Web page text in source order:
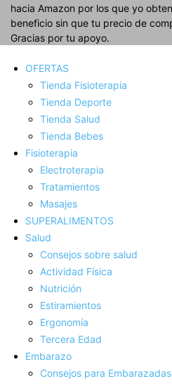
hacia Amazon por los que yo
beneficio sin que tu precio de
Gracias por tu apoyo.
OFERTAS
Tienda Fisioterapia
Tienda Deporte
Tienda Salud
Tienda Bebes
Fisioterapia
Electroterapia
Tratamientos
Masajes
SUPERALIMENTOS
Salud
Consejos sobre salud
Actividad Fí­sica
Nutrición
Estiramientos
Ergonomí­a
Tercera Edad
Embarazo
Consejos para Embarazadas